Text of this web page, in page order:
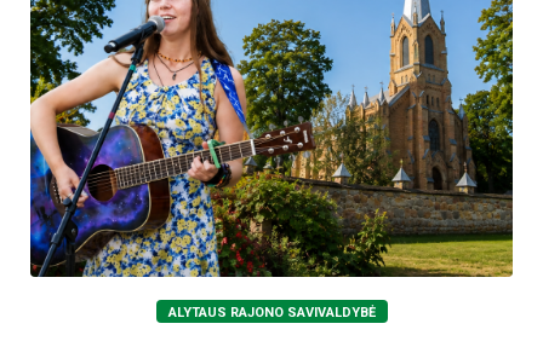
ALYTAUS RAJONO SAVIVALDYBĖ